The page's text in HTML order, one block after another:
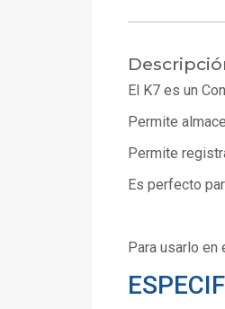
El K7 es un
Permite
Permite
Es perfecto
Para usarlo